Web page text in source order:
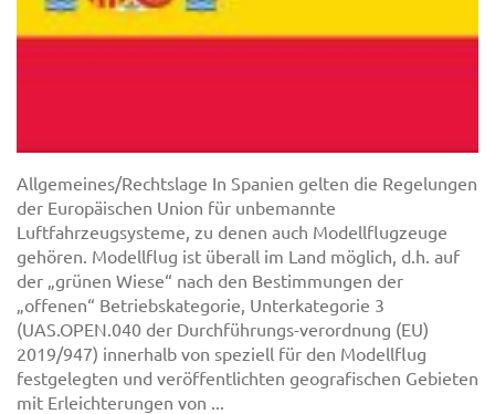
Allgemeines/Rechtslage In Spanien gelten die Regelungen
der Europäischen Union für unbemannte
Luftfahrzeugsysteme, zu denen auch Modellflugzeuge
gehören. Modellflug ist überall im Land möglich, d.h. auf
der „grünen Wiese“ nach den Bestimmungen der
„offenen“ Betriebskategorie, Unterkategorie 3
(UAS.OPEN.040 der Durchführungs-verordnung (EU)
2019/947) innerhalb von speziell für den Modellflug
festgelegten und veröffentlichten geografischen Gebieten
mit Erleichterungen von ...